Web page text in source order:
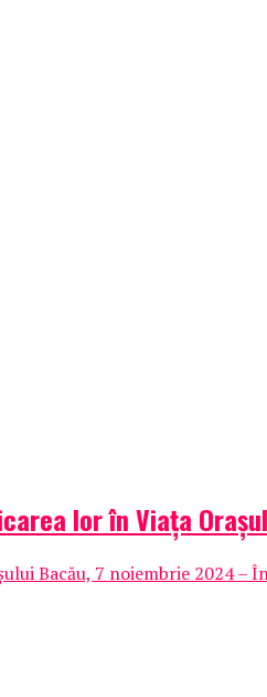
lor în Viața
Bacău, 7 noiembrie 2024 –